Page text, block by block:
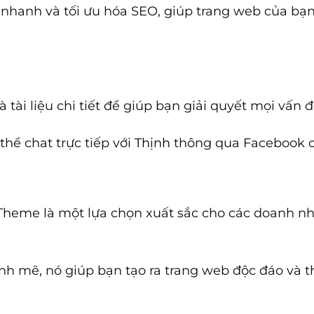
và tối ưu hóa SEO, giúp trang web của
tài liệu chi tiết để giúp bạn giải quyết mọi vấn
chat trực tiếp với Thịnh thông qua Facebook
là một lựa chọn xuất sắc cho các doanh
mẽ, nó giúp bạn tạo ra trang web độc đáo và